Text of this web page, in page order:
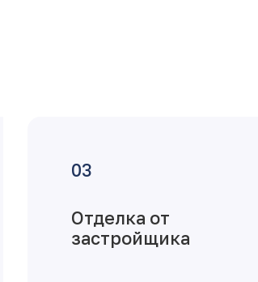
Отделка от
застройщика